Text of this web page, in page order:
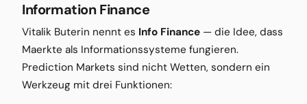
Information Finance
Vitalik Buterin nennt es Info Finance — die Idee, dass
Maerkte als Informationssysteme fungieren.
Prediction Markets sind nicht Wetten, sondern ein
Werkzeug mit drei Funktionen: